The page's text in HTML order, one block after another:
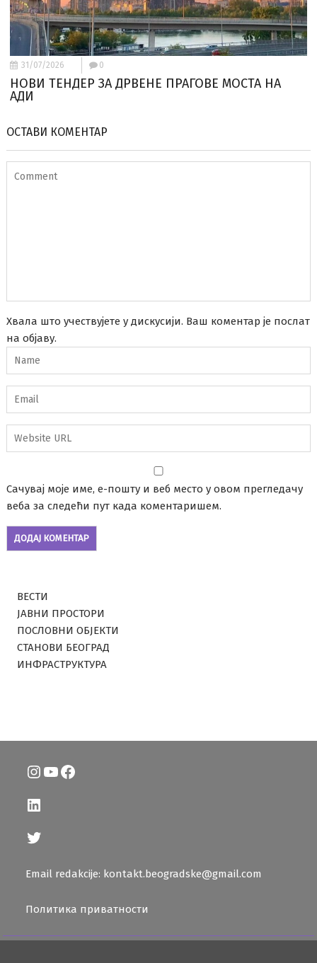
31/07/2026 0
НОВИ ТЕНДЕР ЗА ДРВЕНЕ ПРАГОВЕ МОСТА НА
АДИ
ОСТАВИ КОМЕНТАР
Хвала што учествујете у дискусији. Ваш коментар је послат
на објаву.
Сачувај моје име, е-пошту и веб место у овом прегледачу
веба за следећи пут када коментаришем.
ВЕСТИ
ЈАВНИ ПРОСТОРИ
ПОСЛОВНИ ОБЈЕКТИ
СТАНОВИ БЕОГРАД
ИНФРАСТРУКТУРА
Instagram
YouTube
Facebook
LinkedIn
Twitter
Email redakcije: kontakt.beogradske@gmail.com
Политика приватности